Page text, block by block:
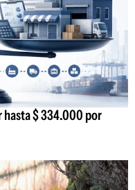
hasta $ 334.000 por